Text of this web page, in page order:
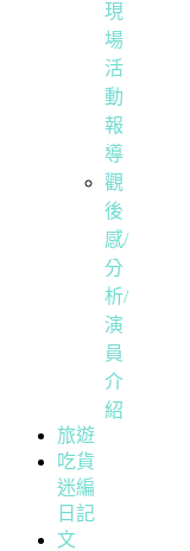
現
場
活
動
報
導
觀
後
感/
分
析/
演
員
介
紹
旅遊
吃貨
迷編
日記
文